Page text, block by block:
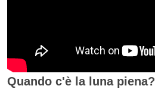
Quando c'è la luna piena?